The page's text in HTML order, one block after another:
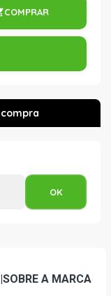
COMPRAR
|SOBRE A MARCA